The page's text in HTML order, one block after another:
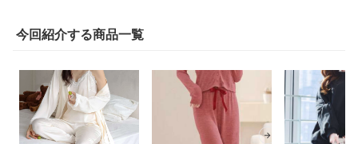
今回紹介する商品一覧